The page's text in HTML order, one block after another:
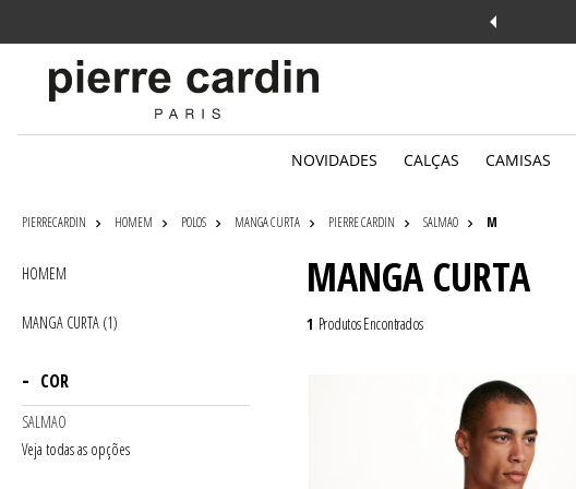
NOVIDADES CALÇAS CAMISAS
PIERRECARDIN HOMEM POLOS MANGA CURTA PIERRE CARDIN SALMAO M
HOMEM
MANGA CURTA (1)
COR
SALMAO
Veja todas as opções
MANGA CURTA
1 Produtos Encontrados